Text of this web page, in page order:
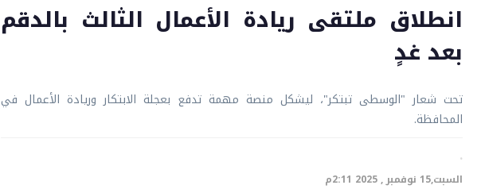
انطلاق ملتقى ريادة الأعمال الثالث بالدقم
بعد غدٍ
تحت شعار "الوسطى تبتكر"، ليشكل منصة مهمة تدفع بعجلة الابتكار وريادة الأعمال في
المحافظة.
·
السبت,15 نوفمبر , 2025 2:11م